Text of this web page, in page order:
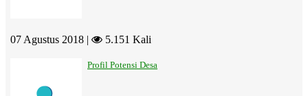
07 Agustus 2018 | 5.151 Kali
Profil Potensi Desa